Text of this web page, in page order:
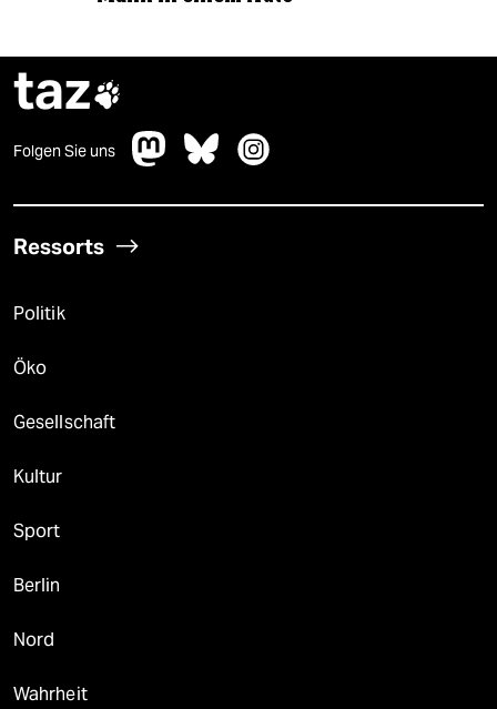
taz
Folgen Sie uns
Ressorts
Politik
Öko
Gesellschaft
Kultur
Sport
Berlin
Nord
Wahrheit